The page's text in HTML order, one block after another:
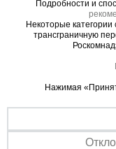
рекомендуем
стабилизаторов
устойчивости и
Обращаем ваше
визуальные
никак не влияет
характеристики и
Подробности и
Некоторые
трансграничную
Нажимая